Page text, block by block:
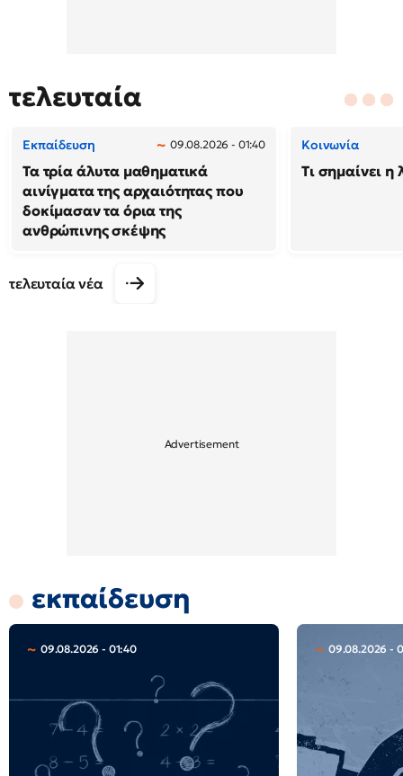
τελευταία
Εκπαίδευση 09.08.2026 - 01:40
Τα τρία άλυτα μαθηματικά
αινίγματα της αρχαιότητας που
δοκίμασαν τα όρια της
ανθρώπινης σκέψης
Κοινωνία
Τι σημαίνει η
τελευταία νέα
εκπαίδευση
09.08.2026 - 01:40 09.08.2026 -